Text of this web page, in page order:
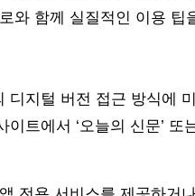
와 함께 실질적인 이용 팁
디지털 버전 접근 방식에
트에서 ‘오늘의 신문’ 또